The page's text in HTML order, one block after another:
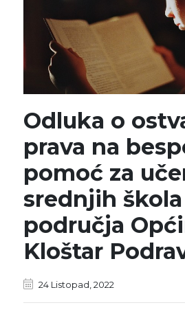
Odluka o
prava na
pomoć za
srednjih škola
područja
Kloštar
24 Listopad, 2022